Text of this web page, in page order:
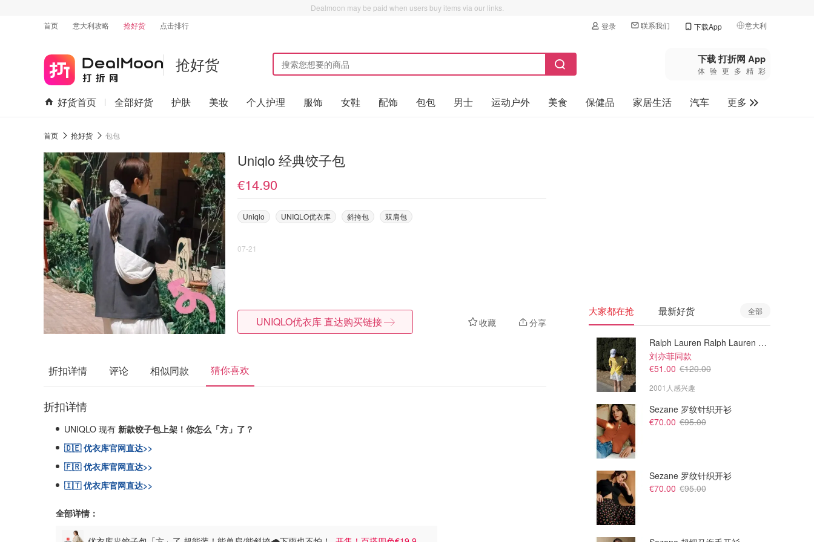
Dealmoon may be paid when users buy items via our links.
首页
意大利攻略 抢好货 点击排行 登录 联系我们 下载App 意大利
🇺🇸美国
🇨🇳中国
🇨🇦加拿大
抢好货 下载 打折网 App
体验更多精彩
好货首页 全部好货 护肤 美妆 个人护理 服饰 女鞋 配饰 包包 男士 运动户外 美食 保健品 家居生活 汽车
更多
首页 抢好货 包包
Uniqlo 经典饺子包
€14.90
Uniqlo UNIQLO优衣库 斜挎包 双肩包
07-21
收藏 分享
UNIQLO优衣库 直达购买链接
折扣详情 评论 相似同款 猜你喜欢
折扣详情
UNIQLO 现有 新款饺子包上架！你怎么「方」了？
🇩🇪 优衣库官网直达>>
🇫🇷 优衣库官网直达>>
🇮🇹 优衣库官网直达>>
全部详情：
大家都在抢 最新好货 全部
Ralph Lauren Ralph Lauren 男童亚麻衬衫
刘亦菲同款
€51.00 €120.00
2001人感兴趣
Sezane 罗纹针织开衫
€70.00 €95.00
Sezane 罗纹针织开衫
€70.00 €95.00